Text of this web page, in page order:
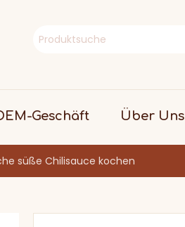
Geschäft Über Uns
süße Chilisauce kochen